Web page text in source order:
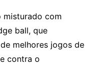
misturado com
ball, que
melhores jogos de
contra o